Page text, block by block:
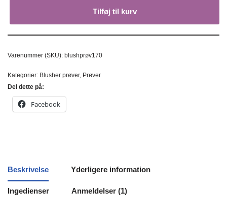
Tilføj til kurv
Varenummer (SKU): blushprøv170
Kategorier: Blusher prøver, Prøver
Del dette på:
Facebook
Beskrivelse Yderligere information
Ingedienser Anmeldelser (1)